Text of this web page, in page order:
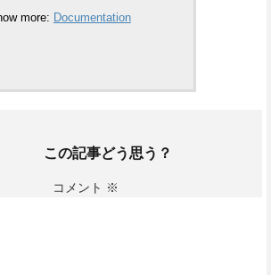
more: Documentation
この記事どう思う？
コメント ※